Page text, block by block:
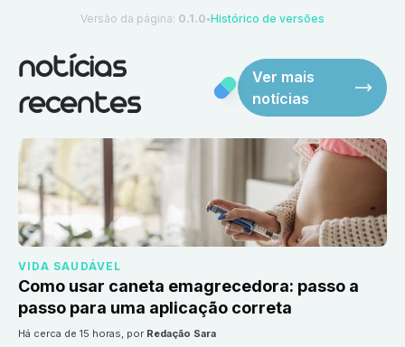
Versão da página: 0.1.0 ●Histórico de versões
notícias
recentes
Ver mais
notícias
VIDA SAUDÁVEL
Como usar caneta emagrecedora: passo a
passo para uma aplicação correta
há cerca de 15 horas, por Redação Sara